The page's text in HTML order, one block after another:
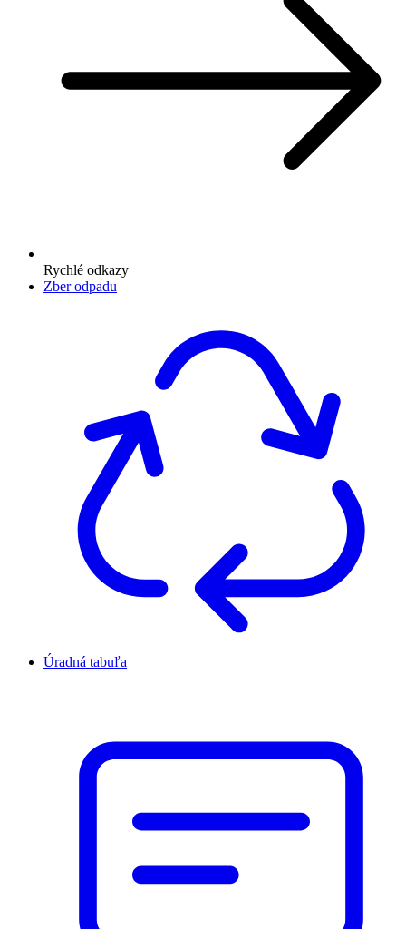
Rychlé odkazy
Zber odpadu
Úradná tabuľa